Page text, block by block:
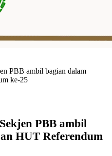
PBB ambil bagian dalam
ke-25
PBB ambil
HUT Referendum